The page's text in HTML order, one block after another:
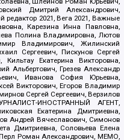
Дмитрий Александрович,
2021, Вега 2021, Важные
Карезина Инна Павловна,
Полина Владимировна, Лютов
Владимирович, Жилинский
Сергеевич, Пискунов Сергей
Кильтау Екатерина Викторовна,
Альбертович, Грезев Александр
Иванова София Юрьевна,
Викторович, Егоров Владимир
Сергей Сергеевич, Верзилов
ИНОСТРАННЫЙ АГЕНТ,
Екатерина Дмитриевна,
Андрей Вячеславович, Симонов
Дмитриевна, Соловьева Елена
Роман Александрович, МЕМО,